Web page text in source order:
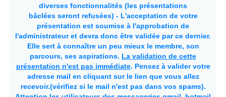
diverses fonctionnalités (les présentations
bâclées seront refusées) - L'acceptation de votre
présentation est soumise à l'approbation de
l'administrateur et devra donc être validée par ce dernier.
Elle sert à connaître un peu mieux le membre, son
parcours, ses aspirations. La validation de cette
présentation n'est pas immédiate. Pensez à valider votre
adresse mail en cliquant sur le lien que vous allez
recevoir.(vérifiez si le mail n'est pas dans vos spams).